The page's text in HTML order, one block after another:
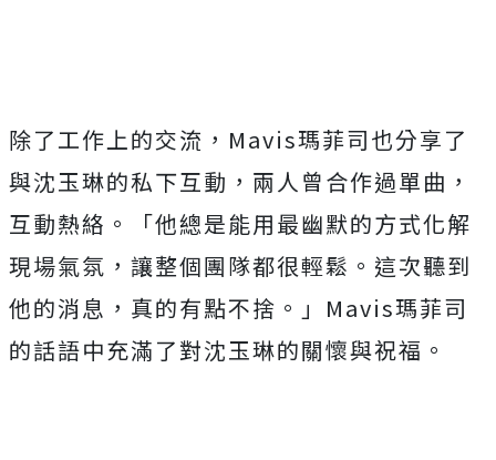
除了工作上的交流，Mavis瑪菲司也分享了
與沈玉琳的私下互動，兩人曾合作過單曲，
互動熱絡。「他總是能用最幽默的方式化解
現場氣氛，讓整個團隊都很輕鬆。這次聽到
他的消息，真的有點不捨。」Mavis瑪菲司
的話語中充滿了對沈玉琳的關懷與祝福。